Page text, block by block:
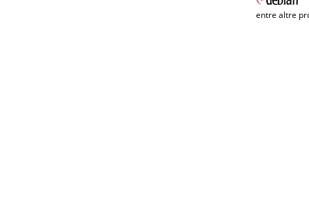
entre altre